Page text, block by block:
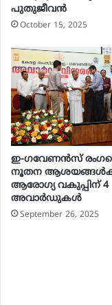
പുതുജീവൻ
October 15, 2025
ഇ-ഗവേണന്‍സ്
നൂതന
ആരോഗ്യ വകുപ്പിന് 4
അവാര്‍ഡുകള്‍
September 26, 2025